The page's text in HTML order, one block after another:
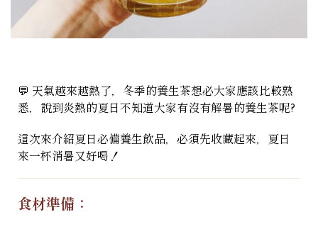
💬 天氣越來越熱了，冬季的養生茶想必大家應該比較熟
悉，說到炎熱的夏日不知道大家有沒有解暑的養生茶呢?
這次來介紹夏日必備養生飲品，必須先收藏起來，夏日
來一杯消暑又好喝！
食材準備：